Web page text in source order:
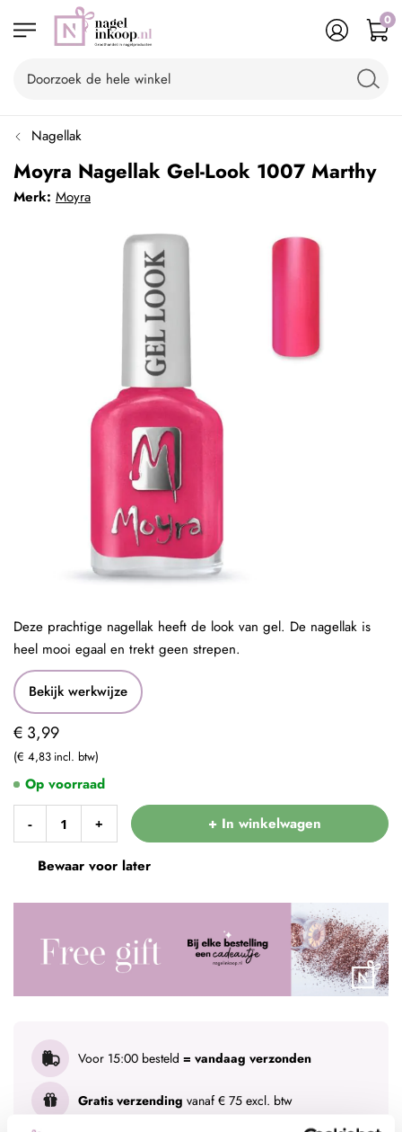
0
Nagellak
Moyra Nagellak Gel-Look 1007 Marthy
Merk: Moyra
Bekijk werkwijze
€ 3,99
€ 4,83
- + + In winkelwagen
Bewaar voor later
Voor 15:00 besteld = vandaag verzonden
Gratis verzending vanaf € 75 excl. btw
Op voorraad
Deze prachtige nagellak heeft de look van gel. De nagellak is
heel mooi egaal en trekt geen strepen.